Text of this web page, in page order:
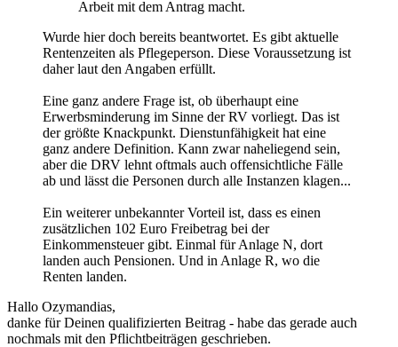
Arbeit mit dem Antrag macht.
Wurde hier doch bereits beantwortet. Es gibt aktuelle
Rentenzeiten als Pflegeperson. Diese Voraussetzung ist
daher laut den Angaben erfüllt.
Eine ganz andere Frage ist, ob überhaupt eine
Erwerbsminderung im Sinne der RV vorliegt. Das ist
der größte Knackpunkt. Dienstunfähigkeit hat eine
ganz andere Definition. Kann zwar naheliegend sein,
aber die DRV lehnt oftmals auch offensichtliche Fälle
ab und lässt die Personen durch alle Instanzen klagen...
Ein weiterer unbekannter Vorteil ist, dass es einen
zusätzlichen 102 Euro Freibetrag bei der
Einkommensteuer gibt. Einmal für Anlage N, dort
landen auch Pensionen. Und in Anlage R, wo die
Renten landen.
Hallo Ozymandias,
danke für Deinen qualifizierten Beitrag - habe das gerade auch
nochmals mit den Pflichtbeiträgen geschrieben.